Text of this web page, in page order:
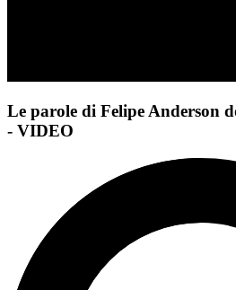
Le parole di Felipe Anderson
- VIDEO